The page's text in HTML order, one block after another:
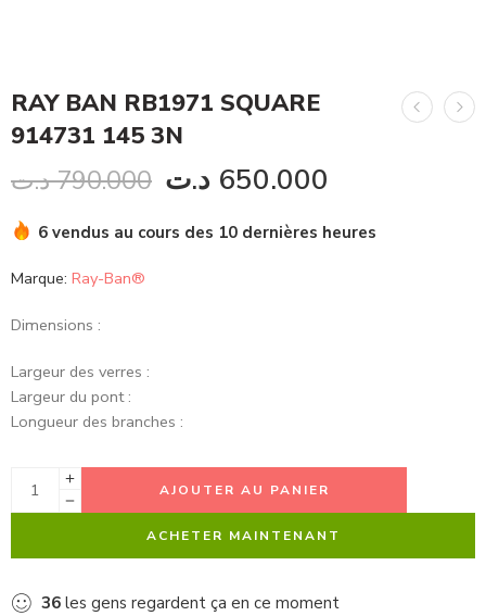
RAY BAN RB1971 SQUARE
914731 145 3N
790.000د.ت 650.000 د.ت
6 vendus au cours des 10 dernières heures
Marque: Ray-Ban®
Dimensions :
Largeur des verres :
Largeur du pont :
Longueur des branches :
AJOUTER AU PANIER
ACHETER MAINTENANT
36 les gens regardent ça en ce moment